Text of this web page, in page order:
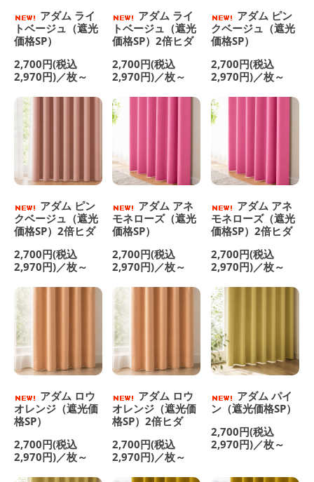
アダム ライ
トベージュ（遮光
価格SP）
2,700円(税込
2,970円)／枚～
アダム ライ
トベージュ（遮光
価格SP）2倍ヒダ
2,700円(税込
2,970円)／枚～
アダム ピン
クベージュ（遮光
価格SP）
2,700円(税込
2,970円)／枚～
アダム ピン
クベージュ（遮光
価格SP）2倍ヒダ
2,700円(税込
2,970円)／枚～
アダム アネ
モネローズ（遮光
価格SP）
2,700円(税込
2,970円)／枚～
アダム アネ
モネローズ（遮光
価格SP）2倍ヒダ
2,700円(税込
2,970円)／枚～
アダム ロウ
オレンジ（遮光価
格SP）
2,700円(税込
2,970円)／枚～
アダム ロウ
オレンジ（遮光価
格SP）2倍ヒダ
2,700円(税込
2,970円)／枚～
アダム パイ
ン（遮光価格SP）
2,700円(税込
2,970円)／枚～